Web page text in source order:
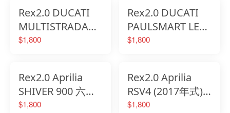
Rex2.0 DUCATI
MULTISTRADA
1100 (2009年式)
$1,800
Rex2.0 DUCATI
PAULSMART LE
六段調整省力煞車
$1,800
Rex2.0 Aprilia
SHIVER 900 六段
調整省力煞車離合
$1,800
Rex2.0 Aprilia
RSV4 (2017年式)
六段調整省力煞車
$1,800